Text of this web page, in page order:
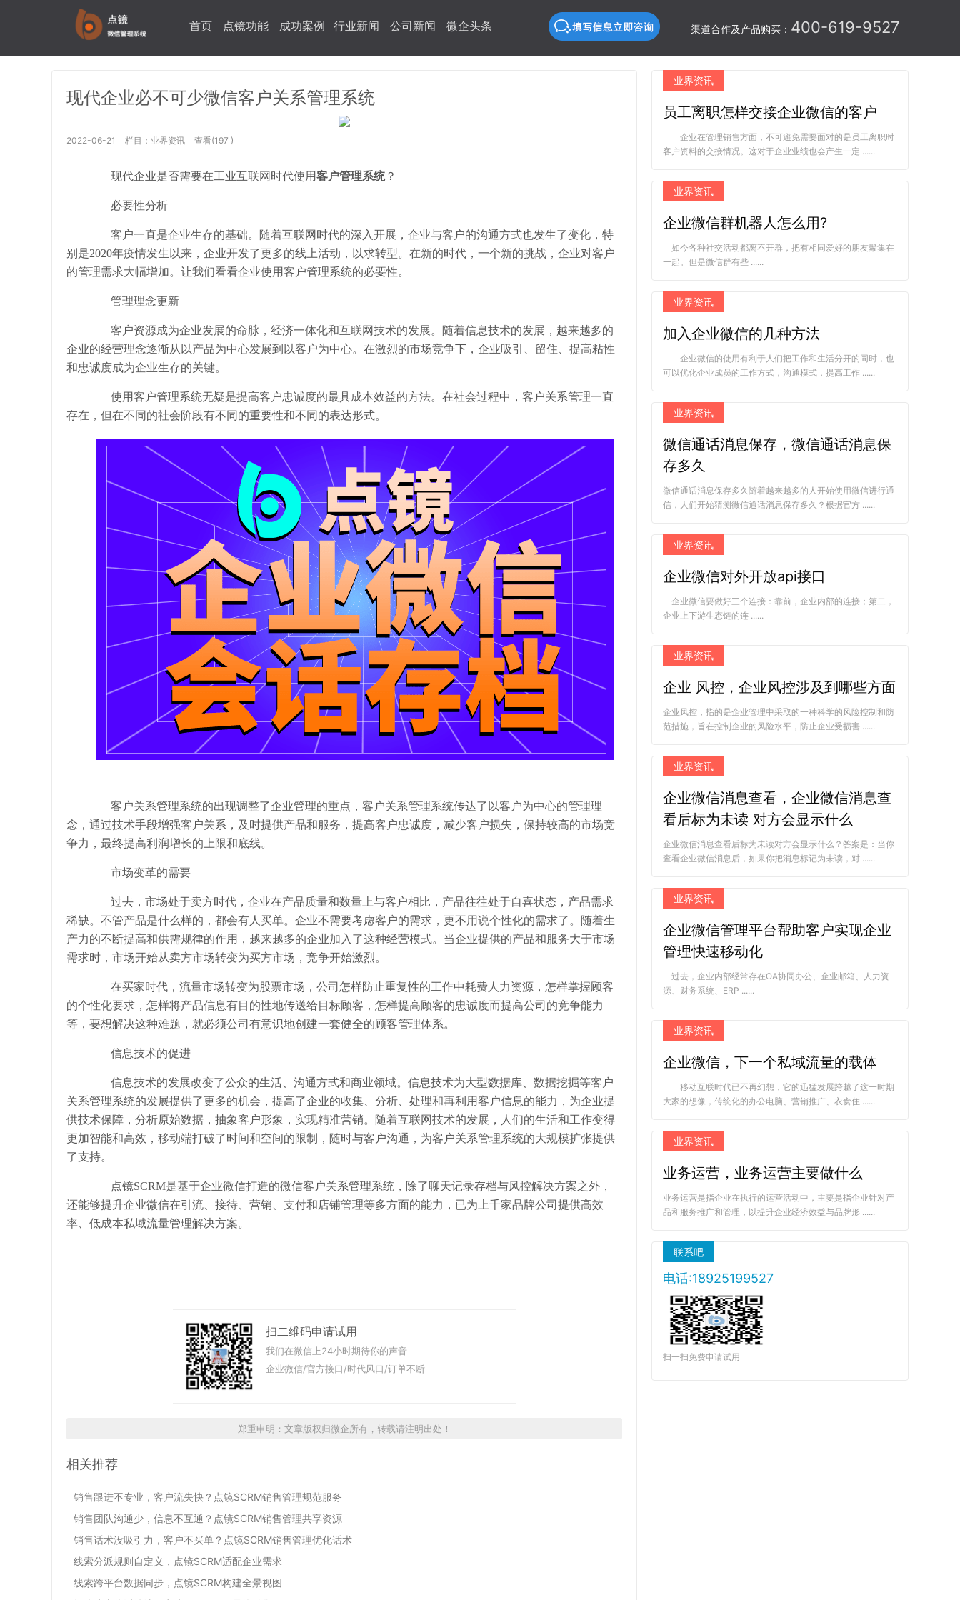
渠道合作及产品购买： 400-619-9527
首页 点镜功能 成功案例 行业新闻 公司新闻 微企头条
现代企业必不可少微信客户关系管理系统
2022-06-21 栏目： 业界资讯 查看(197 )
现代企业是否需要在工业互联网时代使用客户管理系统？
必要性分析
客户一直是企业生存的基础。随着互联网时代的深入开展，企业与客户的沟通方式也发生了变化，特
别是2020年疫情发生以来，企业开发了更多的线上活动，以求转型。在新的时代，一个新的挑战，企业对客户
的管理需求大幅增加。让我们看看企业使用客户管理系统的必要性。
管理理念更新
客户资源成为企业发展的命脉，经济一体化和互联网技术的发展。随着信息技术的发展，越来越多的
企业的经营理念逐渐从以产品为中心发展到以客户为中心。在激烈的市场竞争下，企业吸引、留住、提高粘性
和忠诚度成为企业生存的关键。
使用客户管理系统无疑是提高客户忠诚度的最具成本效益的方法。在社会过程中，客户关系管理一直
存在，但在不同的社会阶段有不同的重要性和不同的表达形式。
客户关系管理系统的出现调整了企业管理的重点，客户关系管理系统传达了以客户为中心的管理理
念，通过技术手段增强客户关系，及时提供产品和服务，提高客户忠诚度，减少客户损失，保持较高的市场竞
争力，最终提高利润增长的上限和底线。
市场变革的需要
过去，市场处于卖方时代，企业在产品质量和数量上与客户相比，产品往往处于自喜状态，产品需求
稀缺。不管产品是什么样的，都会有人买单。企业不需要考虑客户的需求，更不用说个性化的需求了。随着生
产力的不断提高和供需规律的作用，越来越多的企业加入了这种经营模式。当企业提供的产品和服务大于市场
需求时，市场开始从卖方市场转变为买方市场，竞争开始激烈。
在买家时代，流量市场转变为股票市场，公司怎样防止重复性的工作中耗费人力资源，怎样掌握顾客
的个性化要求，怎样将产品信息有目的性地传送给目标顾客，怎样提高顾客的忠诚度而提高公司的竞争能力
等，要想解决这种难题，就必须公司有意识地创建一套健全的顾客管理体系。
信息技术的促进
信息技术的发展改变了公众的生活、沟通方式和商业领域。信息技术为大型数据库、数据挖掘等客户
关系管理系统的发展提供了更多的机会，提高了企业的收集、分析、处理和再利用客户信息的能力，为企业提
供技术保障，分析原始数据，抽象客户形象，实现精准营销。随着互联网技术的发展，人们的生活和工作变得
更加智能和高效，移动端打破了时间和空间的限制，随时与客户沟通，为客户关系管理系统的大规模扩张提供
了支持。
点镜SCRM是基于企业微信打造的微信客户关系管理系统，除了聊天记录存档与风控解决方案之外，
还能够提升企业微信在引流、接待、营销、支付和店铺管理等多方面的能力，已为上千家品牌公司提供高效
率、低成本私域流量管理解决方案。
扫二维码申请试用
我们在微信上24小时期待你的声音
企业微信/官方接口/时代风口/订单不断
郑重申明：文章版权归微企所有，转载请注明出处！
相关推荐
销售跟进不专业，客户流失快？点镜SCRM销售管理规范服务
销售团队沟通少，信息不互通？点镜SCRM销售管理共享资源
销售话术没吸引力，客户不买单？点镜SCRM销售管理优化话术
线索分派规则自定义，点镜SCRM适配企业需求
线索跨平台数据同步，点镜SCRM构建全景视图
业界资讯
员工离职怎样交接企业微信的客户
企业在管理销售方面，不可避免需要面对的是员工离职时
客户资料的交接情况。这对于企业业绩也会产生一定 ......
业界资讯
企业微信群机器人怎么用?
如今各种社交活动都离不开群，把有相同爱好的朋友聚集在
一起。但是微信群有些 ......
业界资讯
加入企业微信的几种方法
企业微信的使用有利于人们把工作和生活分开的同时，也
可以优化企业成员的工作方式，沟通模式，提高工作 ......
业界资讯
微信通话消息保存，微信通话消息保
存多久
微信通话消息保存多久随着越来越多的人开始使用微信进行通
信，人们开始猜测微信通话消息保存多久？根据官方 ......
业界资讯
企业微信对外开放api接口
企业微信要做好三个连接：靠前，企业内部的连接；第二，
企业上下游生态链的连 ......
业界资讯
企业 风控，企业风控涉及到哪些方面
企业风控，指的是企业管理中采取的一种科学的风险控制和防
范措施，旨在控制企业的风险水平，防止企业受损害 ......
业界资讯
企业微信消息查看，企业微信消息查
看后标为未读 对方会显示什么
企业微信消息查看后标为未读对方会显示什么？答案是：当你
查看企业微信消息后，如果你把消息标记为未读，对 ......
业界资讯
企业微信管理平台帮助客户实现企业
管理快速移动化
过去，企业内部经常存在OA协同办公、企业邮箱、人力资
源、财务系统、ERP ......
业界资讯
企业微信，下一个私域流量的载体
移动互联时代已不再幻想，它的迅猛发展跨越了这一时期
大家的想像，传统化的办公电脑、营销推广、衣食住 ......
业界资讯
业务运营，业务运营主要做什么
业务运营是指企业在执行的运营活动中，主要是指企业针对产
品和服务推广和管理，以提升企业经济效益与品牌形 ......
联系吧
电话:18925199527
扫一扫免费申请试用